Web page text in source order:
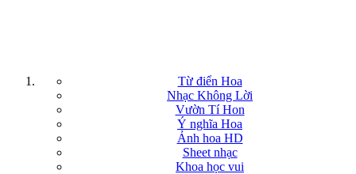
Từ điển Hoa
Nhạc Không Lời
Vườn Tí Hon
Ý nghĩa Hoa
Ảnh hoa HD
Sheet nhạc
Khoa học vui